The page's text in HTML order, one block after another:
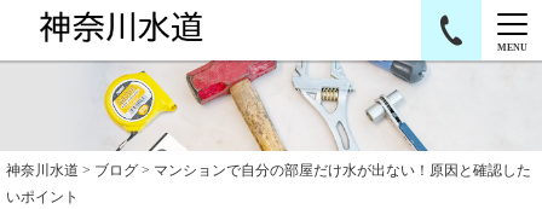
MENU
神奈川水道 > ブログ > マンションで自分の部屋だけ水が出ない！原因と確認した
いポイント